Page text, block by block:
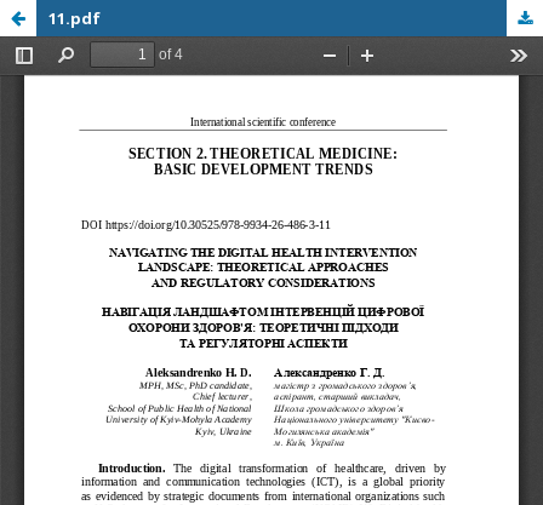
11.pdf